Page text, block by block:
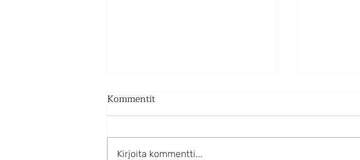
Kommentit
Kirjoita kommentti...